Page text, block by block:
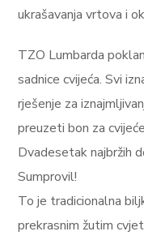
ukrašavanja vrtova i
TZO Lumbarda
sadnice cvijeća. Svi
rješenje za
preuzeti bon za
Dvadesetak najbržih
Sumprovil!
To je tradicionalna
prekrasnim žutim